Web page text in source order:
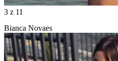
3 z 11
Bianca Novaes